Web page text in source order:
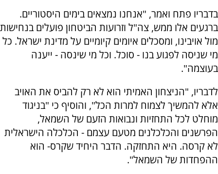
בדבריו פתח ואמר, "אנחנו נמצאים בימים היסטוריים.
ברגעים אלו ממש, צה"ל וזרועות הביטחון פועלים בנחישות
מול אויבינו, ומסכלים איומים קיומיים על מדינת ישראל. כל
מי שניסה לפגוע בנו - סוכל. וכל מי שינסה - ייענה
בעוצמה".
לדבריו, "הניצחון האמיתי הוא לא רק להביס את האויב
אלא להמשיך לצמוח למרות הכל", והוסיף כי "בניגוד
מוחלט לכל התחזיות ונבואות הזעם של השמאל,
הפרשנים והכלכלנים מטעם עצמם - הכלכלה הישראלית
לא קרסה. היא התחזקה. הדבר היחיד שקרס- הוא
ההפחדות של השמאל".